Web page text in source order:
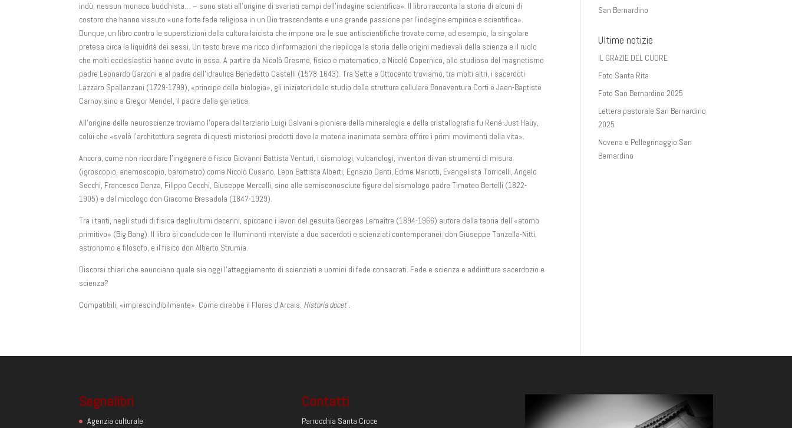
indù, nessun monaco buddhista… – sono stati all’origine di svariati campi dell’indagine scientifica». Il libro racconta la storia di alcuni di
costoro che hanno vissuto «una forte fede religiosa in un Dio trascendente e una grande passione per l’indagine empirica e scientifica».
Dunque, un libro contro le superstizioni della cultura laicista che impone ora le sue antiscientifiche trovate come, ad esempio, la singolare
pretesa circa la liquidità dei sessi. Un testo breve ma ricco d’informazioni che riepiloga la storia delle origini medievali della scienza e il ruolo
che molti ecclesiastici hanno avuto in essa. A partire da Nicolò Oresme, fisico e matematico, a Nicolò Copernico, allo studioso del magnetismo
padre Leonardo Garzoni e al padre dell’idraulica Benedetto Castelli (1578-1643). Tra Sette e Ottocento troviamo, tra molti altri, i sacerdoti
Lazzaro Spallanzani (1729-1799), «principe della biologia», gli iniziatori dello studio della struttura cellulare Bonaventura Corti e Jaen-Baptiste
Carnoy,sino a Gregor Mendel, il padre della genetica.
All’origine delle neuroscienze troviamo l’opera del terziario Luigi Galvani e pioniere della mineralogia e della cristallografia fu René-Just Haüy,
colui che «svelò l’architettura segreta di questi misteriosi prodotti dove la materia inanimata sembra offrire i primi movimenti della vita».
Ancora, come non ricordare l’ingegnere e fisico Giovanni Battista Venturi, i sismologi, vulcanologi, inventori di vari strumenti di misura
(igroscopio, anemoscopio, barometro) come Nicolò Cusano, Leon Battista Alberti, Egnazio Danti, Edme Mariotti, Evangelista Torricelli, Angelo
Secchi, Francesco Denza, Filippo Cecchi, Giuseppe Mercalli, sino alle semisconosciute figure del sismologo padre Timoteo Bertelli (1822-
1905) e del micologo don Giacomo Bresadola (1847-1929).
Tra i tanti, negli studi di fisica degli ultimi decenni, spiccano i lavori del gesuita Georges Lemaître (1894-1966) autore della teoria dell’«atomo
primitivo» (Big Bang). Il libro si conclude con le illuminanti interviste a due sacerdoti e scienziati contemporanei: don Giuseppe Tanzella-Nitti,
astronomo e filosofo, e il fisico don Alberto Strumia.
Discorsi chiari che enunciano quale sia oggi l’atteggiamento di scienziati e uomini di fede consacrati. Fede e scienza e addirittura sacerdozio e
scienza?
Compatibili, «imprescindibilmente». Come direbbe il Flores d’Arcais. Historia docet .
San Bernardino
Ultime notizie
IL GRAZIE DEL CUORE
Foto Santa Rita
Foto San Bernardino 2025
Lettera pastorale San Bernardino
2025
Novena e Pellegrinaggio San
Bernardino
Segnalibri
Agenzia culturale
Contatti
Parrocchia Santa Croce